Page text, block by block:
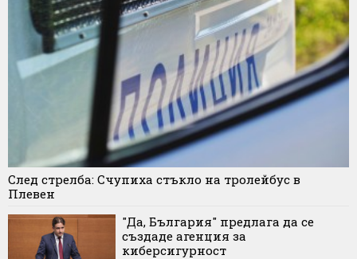
След стрелба: Счупиха стъкло на тролейбус в
Плевен
"Да, България" предлага да се
създаде агенция за
киберсигурност